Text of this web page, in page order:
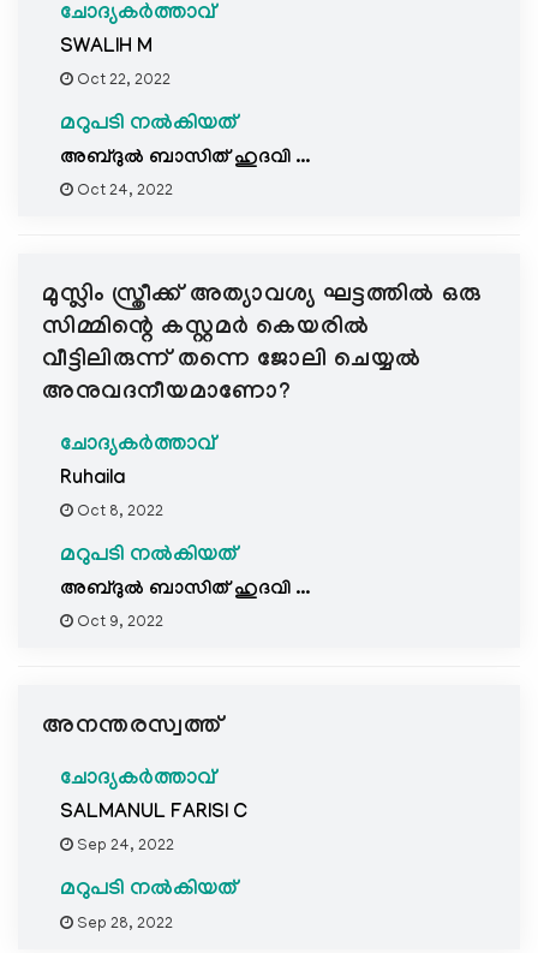
ചോദ്യകർത്താവ്
SWALIH M
Oct 22, 2022
മറുപടി നൽകിയത്
അബ്ദുൽ ബാസിത് ഹുദവി ...
Oct 24, 2022
മുസ്ലിം സ്ത്രീക്ക് അത്യാവശ്യ ഘട്ടത്തിൽ ഒരു
സിമ്മിന്റെ കസ്റ്റമർ കെയരിൽ
വീട്ടിലിരുന്ന് തന്നെ ജോലി ചെയ്യൽ
അനുവദനീയമാണോ?
ചോദ്യകർത്താവ്
Ruhaila
Oct 8, 2022
മറുപടി നൽകിയത്
അബ്ദുൽ ബാസിത് ഹുദവി ...
Oct 9, 2022
അനന്തരസ്വത്ത്
ചോദ്യകർത്താവ്
SALMANUL FARISI C
Sep 24, 2022
മറുപടി നൽകിയത്
Sep 28, 2022